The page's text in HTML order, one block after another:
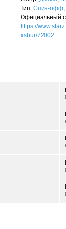
Тип: Спин-офф,
Официальный
https://
ashur/72002